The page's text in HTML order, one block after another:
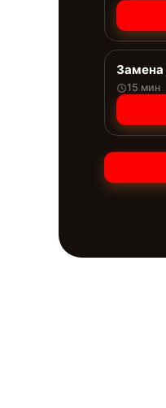
Замена
15 мин